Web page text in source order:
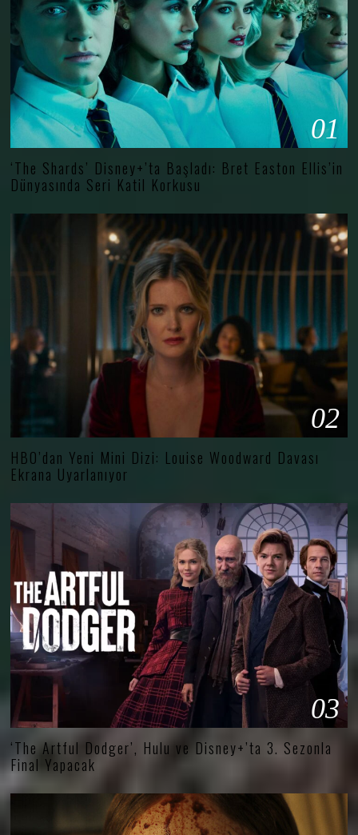
01
‘The Shards’ Disney+’ta Başladı: Bret Easton Ellis’in
Dünyasında Seri Katil Korkusu
02
HBO’dan Yeni Mini Dizi: Louise Woodward Davası
Ekrana Uyarlanıyor
03
‘The Artful Dodger’, Hulu ve Disney+’ta 3. Sezonla
Final Yapacak